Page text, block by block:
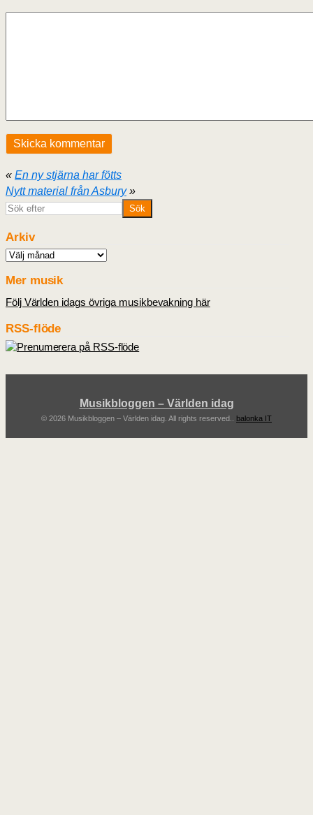
« En ny stjärna har fötts
Nytt material från Asbury»
Arkiv
Arkiv
Mer musik
Följ Världen idags övriga musikbevakning här
RSS-flöde
Musikbloggen – Världen idag
© 2026 Musikbloggen – Världen idag. All rights reserved.. balonka IT